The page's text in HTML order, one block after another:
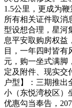
1.5公里，更成为
所有相关证件取消
型设想合理，星河
息平安取购房权益
目，一年四时皆有
元，购一坐式满脚
定及附件、现实交
户型】：三期推出
小（东悦湾校区）
优惠勾当奉告，